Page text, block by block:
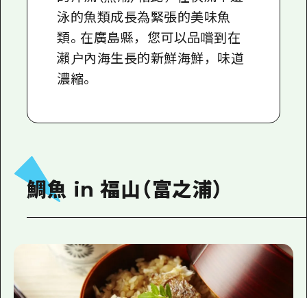
泳的魚類成長為緊張的美味魚
類。在廣島縣，您可以品嚐到在
瀨户內海生長的新鮮海鮮，味道
濃縮。
鯛魚 in 福山（富之浦）